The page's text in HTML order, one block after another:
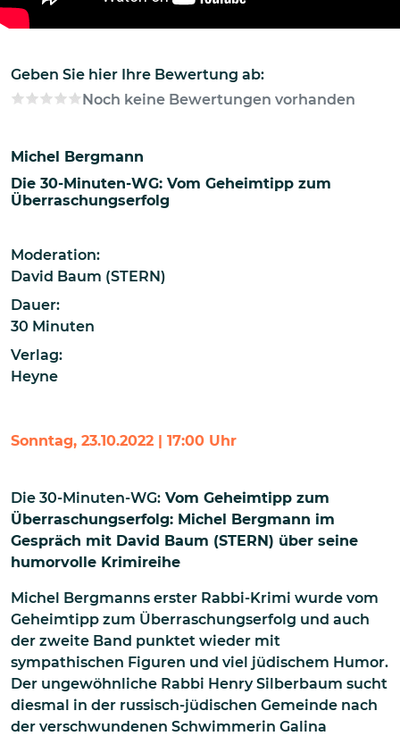
Geben Sie hier Ihre Bewertung ab:
Noch keine Bewertungen vorhanden
Michel Bergmann
Die 30-Minuten-WG: Vom Geheimtipp zum
Überraschungserfolg
Moderation:
David Baum (STERN)
Dauer:
30 Minuten
Verlag:
Heyne
Sonntag, 23.10.2022 | 17:00 Uhr
Die 30-Minuten-WG: Vom Geheimtipp zum
Überraschungserfolg: Michel Bergmann im
Gespräch mit David Baum (STERN) über seine
humorvolle Krimireihe
Michel Bergmanns erster Rabbi-Krimi wurde vom
Geheimtipp zum Überraschungserfolg und auch
der zweite Band punktet wieder mit
sympathischen Figuren und viel jüdischem Humor.
Der ungewöhnliche Rabbi Henry Silberbaum sucht
diesmal in der russisch-jüdischen Gemeinde nach
der verschwundenen Schwimmerin Galina